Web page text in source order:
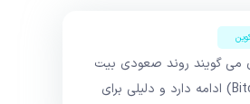
می گویند روند صعودی بیت
کوین (Bitcoin) ادامه دارد و دلیلی برای